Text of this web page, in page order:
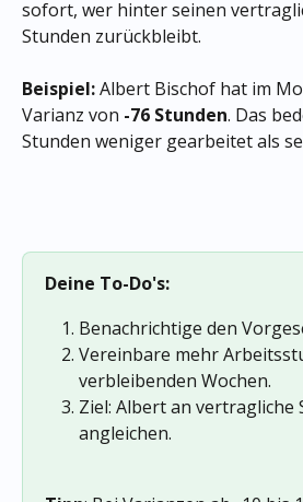
sofort, wer hinter seinen
Stunden zurückbleibt.
Beispiel: Albert Bischof hat im
Varianz von -76 Stunden. Das
Stunden weniger gearbeitet als
Deine To-Do's:
Benachrichtige den
Vereinbare mehr
verbleibenden Wochen.
Ziel: Albert an vertragliche
angleichen.